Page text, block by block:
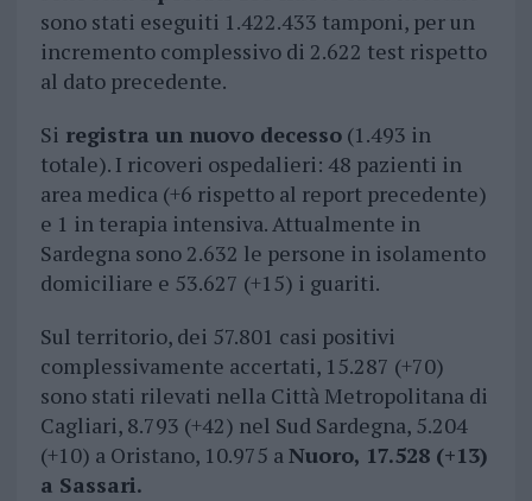
sono stati eseguiti 1.422.433 tamponi, per un
incremento complessivo di 2.622 test rispetto
al dato precedente.
Si registra un nuovo decesso(1.493 in
totale). I ricoveri ospedalieri: 48 pazienti in
area medica (+6 rispetto al report precedente)
e 1 in terapia intensiva. Attualmente in
Sardegna sono 2.632 le persone in isolamento
domiciliare e 53.627 (+15) i guariti.
Sul territorio, dei 57.801 casi positivi
complessivamente accertati, 15.287 (+70)
sono stati rilevati nella Città Metropolitana di
Cagliari, 8.793 (+42) nel Sud Sardegna, 5.204
(+10) a Oristano, 10.975 aNuoro, 17.528 (+13)
a Sassari.